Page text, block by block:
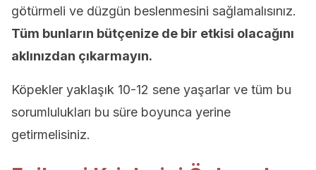
götürmeli ve düzgün beslenmesini sağlamalısınız.
Tüm bunların bütçenize de bir etkisi olacağını
aklınızdan çıkarmayın.
Köpekler yaklaşık 10-12 sene yaşarlar ve tüm bu
sorumlulukları bu süre boyunca yerine
getirmelisiniz.